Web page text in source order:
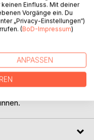
schöne Wörter mit
sie eine
ins Paradies, die
weitere besondere
Einfluss. Mit deiner
Vorgänge ein. Du
„Privacy-Einstellungen“)
(BoD-Impressum)
ANPASSEN